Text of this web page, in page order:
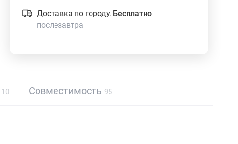
Доставка по городу, Бесплатно
послезавтра
10 Совместимость 95